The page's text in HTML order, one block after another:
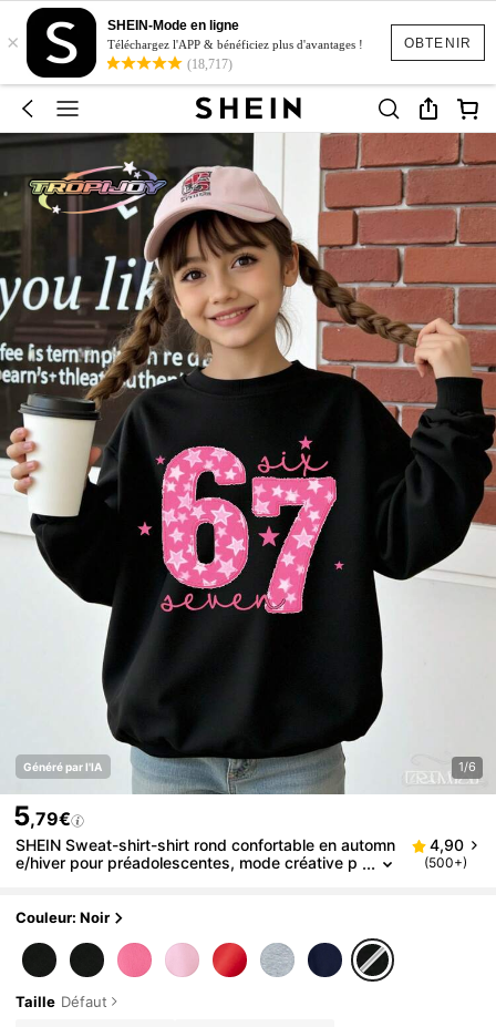
OBTENIR
×
SHEIN-Mode en ligne
Téléchargez l'APP & bénéficiez plus d'avantages !
(18,717)
Généré par l'IA 1/6
5,79€
SHEIN Sweat-shirt-shirt rond confortable en automn
e/hiver pour préadolescentes, mode créative p
4,90
(500+)
Couleur: Noir
Taille Défaut